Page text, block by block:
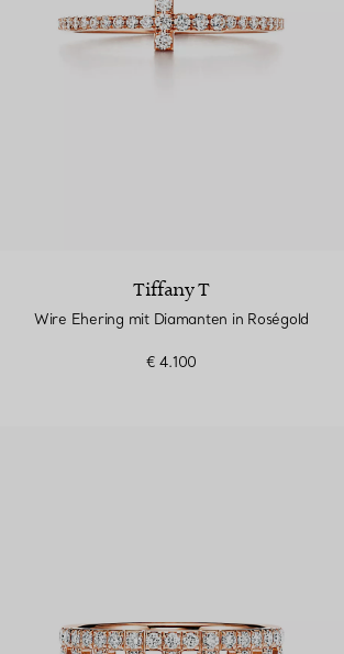
Tiffany T
Wire Ehering mit Diamanten in Roségold
€ 4.100